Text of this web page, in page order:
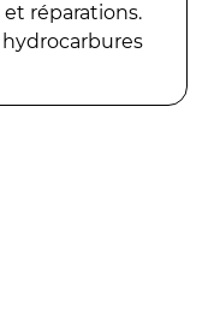
réparations.